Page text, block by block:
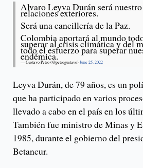
Alvaro Leyva Durán será
relaciones exteriores.
Será una cancillería de la Paz.
Colombia aportará al mundo
superar al crisis climática y del
todo el esfuerzo para superar
endémica.
— Gustavo Petro (@petrogustavo) June 25, 2022
Leyva Durán, de 79 años, es un
que ha participado en varios
llevado a cabo en el país en los
También fue ministro de Minas y
1985, durante el gobierno del
Betancur.